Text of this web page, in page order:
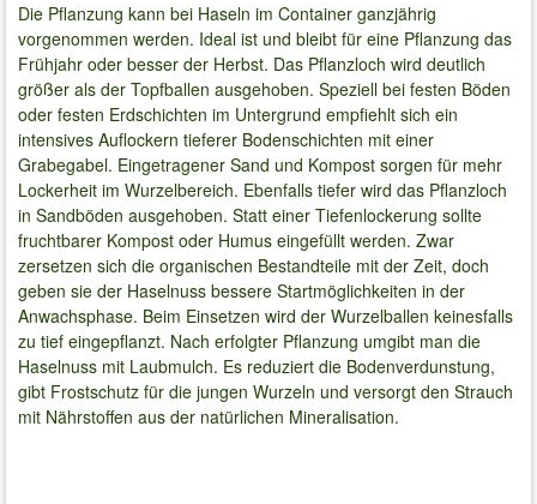
Die Pflanzung kann bei Haseln im Container ganzjährig
vorgenommen werden. Ideal ist und bleibt für eine Pflanzung das
Frühjahr oder besser der Herbst. Das Pflanzloch wird deutlich
größer als der Topfballen ausgehoben. Speziell bei festen Böden
oder festen Erdschichten im Untergrund empfiehlt sich ein
intensives Auflockern tieferer Bodenschichten mit einer
Grabegabel. Eingetragener Sand und Kompost sorgen für mehr
Lockerheit im Wurzelbereich. Ebenfalls tiefer wird das Pflanzloch
in Sandböden ausgehoben. Statt einer Tiefenlockerung sollte
fruchtbarer Kompost oder Humus eingefüllt werden. Zwar
zersetzen sich die organischen Bestandteile mit der Zeit, doch
geben sie der Haselnuss bessere Startmöglichkeiten in der
Anwachsphase. Beim Einsetzen wird der Wurzelballen keinesfalls
zu tief eingepflanzt. Nach erfolgter Pflanzung umgibt man die
Haselnuss mit Laubmulch. Es reduziert die Bodenverdunstung,
gibt Frostschutz für die jungen Wurzeln und versorgt den Strauch
mit Nährstoffen aus der natürlichen Mineralisation.